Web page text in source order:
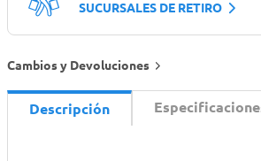
SUCURSALES DE RETIRO
Cambios y Devoluciones
Descripción